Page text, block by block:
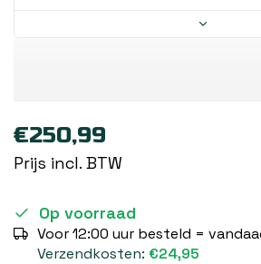
€250,99
Prijs incl. BTW
Op voorraad
Voor 12:00 uur besteld =
Verzendkosten: €24,95